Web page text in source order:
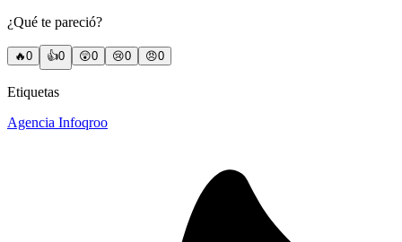
¿Qué te pareció?
🔥0 👍0 😲0 😢0 😠0
Etiquetas
Agencia Infoqroo